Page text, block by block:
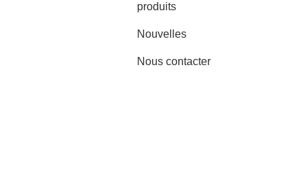
produits
Nouvelles
Nous contacter